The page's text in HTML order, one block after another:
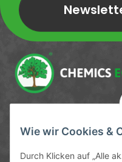
Wie wir Cookies &
Durch Klicken auf „Alle
Newsletter Newsletter
Service-Hotline
09372 / 70 80 90